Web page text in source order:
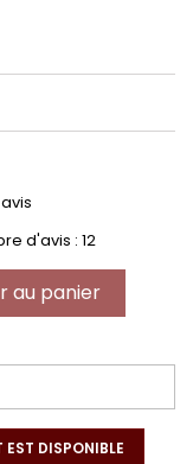
d'avis : 12
au panier
EST DISPONIBLE